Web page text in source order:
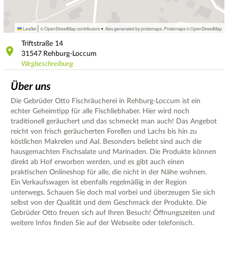
Leaflet | © OpenStreetMap contributors ♥, tiles generated by protomaps Protomaps©OpenStreetMap
Triftstraße 14
31547 Rehburg-Loccum
Wegbeschreibung
Über uns
Die Gebrüder Otto Fischräucherei in Rehburg-Loccum ist ein
echter Geheimtipp für alle Fischliebhaber. Hier wird noch
traditionell geräuchert und das schmeckt man auch! Das Angebot
reicht von frisch geräucherten Forellen und Lachs bis hin zu
köstlichen Makrelen und Aal. Besonders beliebt sind auch die
hausgemachten Fischsalate und Marinaden. Die Produkte können
direkt ab Hof erworben werden, und es gibt auch einen
praktischen Onlineshop für alle, die nicht in der Nähe wohnen.
Ein Verkaufswagen ist ebenfalls regelmäßig in der Region
unterwegs. Schauen Sie doch mal vorbei und überzeugen Sie sich
selbst von der Qualität und dem Geschmack der Produkte. Die
Gebrüder Otto freuen sich auf Ihren Besuch! Öffnungszeiten und
weitere Infos finden Sie auf der Webseite oder telefonisch.